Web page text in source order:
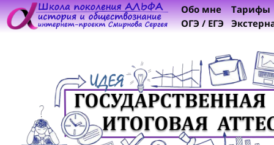
Обо мне
ОГЭ / ЕГЭ
Тарифы